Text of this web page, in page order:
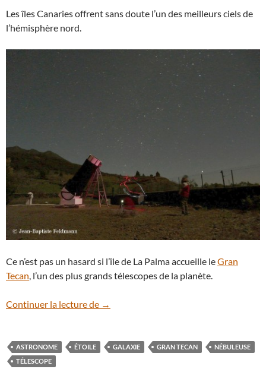
Les îles Canaries offrent sans doute l’un des meilleurs ciels de
l’hémisphère nord.
Ce n’est pas un hasard si l’île de La Palma accueille leGran
Tecan , l’un des plus grands télescopes de la planète.
Continuer la lecture de Le ciel des Canaries
→
ASTRONOME ÉTOILE GALAXIE GRAN TECAN
NÉBULEUSE
TÉLESCOPE